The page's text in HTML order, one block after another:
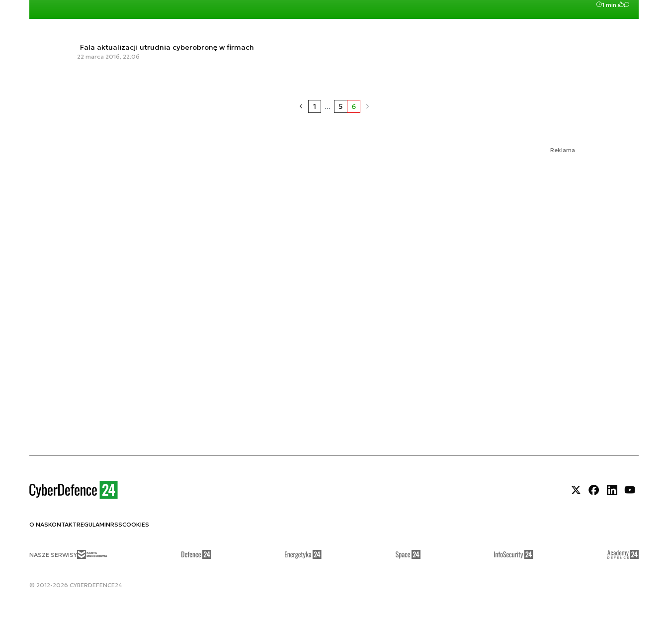
1 min.
Fala aktualizacji utrudnia cyberobronę w firmach
22 marca 2016, 22:06
1 ... 5 6
Reklama
O NASKONTAKTREGULAMINRSSCOOKIES
NASZE SERWISY
© 2012-2026 CYBERDEFENCE24